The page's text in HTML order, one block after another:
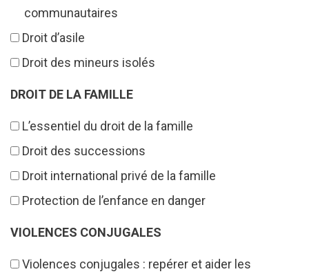
communautaires
Droit d’asile
Droit des mineurs isolés
DROIT DE LA FAMILLE
L’essentiel du droit de la famille
Droit des successions
Droit international privé de la famille
Protection de l’enfance en danger
VIOLENCES CONJUGALES
Violences conjugales : repérer et aider les